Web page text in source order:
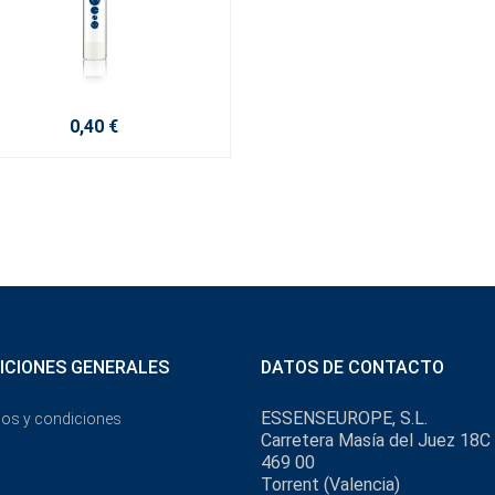
0,40 €
GENERALES
y condiciones
DATOS DE CONTACTO
ESSENSEUROPE, S.L.
Carretera Masía del Juez 18C
469 00
Torrent (Valencia)